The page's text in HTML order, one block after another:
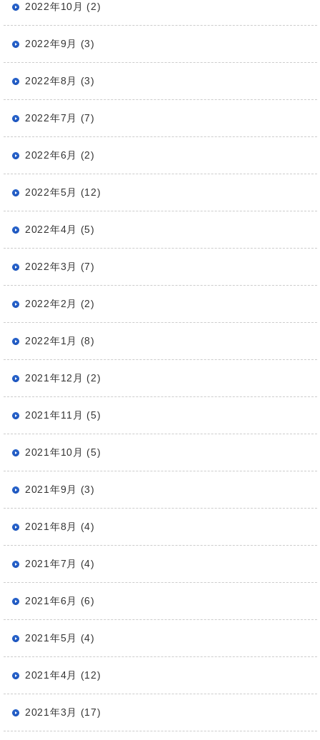
2022年10月 (2)
2022年9月 (3)
2022年8月 (3)
2022年7月 (7)
2022年6月 (2)
2022年5月 (12)
2022年4月 (5)
2022年3月 (7)
2022年2月 (2)
2022年1月 (8)
2021年12月 (2)
2021年11月 (5)
2021年10月 (5)
2021年9月 (3)
2021年8月 (4)
2021年7月 (4)
2021年6月 (6)
2021年5月 (4)
2021年4月 (12)
2021年3月 (17)